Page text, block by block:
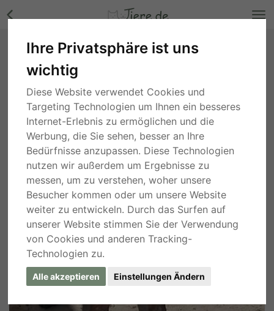
Ihre Privatsphäre ist uns
wichtig
Diese Website verwendet Cookies und
Targeting Technologien um Ihnen ein besseres
Internet-Erlebnis zu ermöglichen und die
Werbung, die Sie sehen, besser an Ihre
Bedürfnisse anzupassen. Diese Technologien
nutzen wir außerdem um Ergebnisse zu
messen, um zu verstehen, woher unsere
Besucher kommen oder um unsere Website
weiter zu entwickeln. Durch das Surfen auf
unserer Website stimmen Sie der Verwendung
von Cookies und anderen Tracking-
Technologien zu.
Alle akzeptieren Einstellungen Ändern
Maxi, Mix - Rüde Bilder
Niedersachsen, vor 3 Wochen